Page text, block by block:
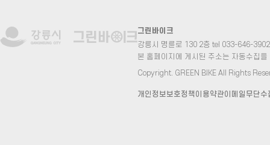
그린바이크
강릉시 명륜로 130 2층 tel 033-646-
본 홈페이지에 게시된 주소는 자동수집
Copyright. GREEN BIKE All Rights
개인정보보호정책 이용약관이메일무단수